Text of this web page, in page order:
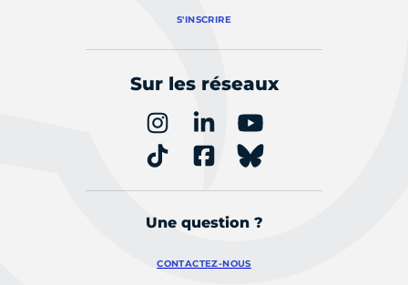
S'INSCRIRE
Sur les réseaux
Une question ?
CONTACTEZ-NOUS